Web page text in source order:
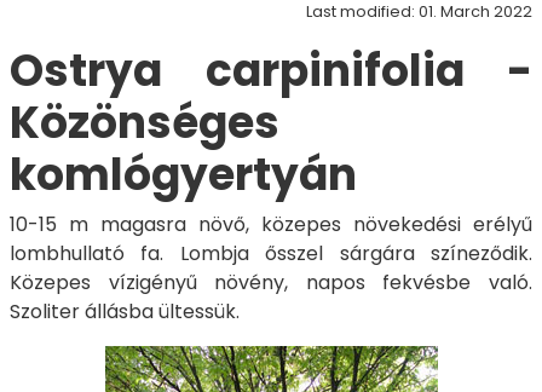
Last modified: 01. March 2022
Ostrya carpinifolia -
Közönséges
komlógyertyán
10-15 m magasra növő, közepes növekedési erélyű
lombhullató fa. Lombja ősszel sárgára színeződik.
Közepes vízigényű növény, napos fekvésbe való.
Szoliter állásba ültessük.